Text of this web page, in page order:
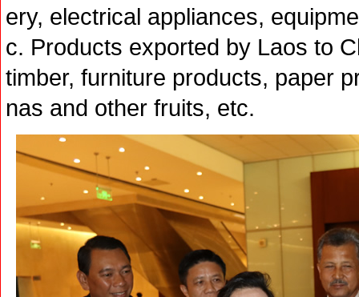
ery, electrical appliances,
c. Products exported by Laos to
timber, furniture products, paper
nas and other fruits, etc.